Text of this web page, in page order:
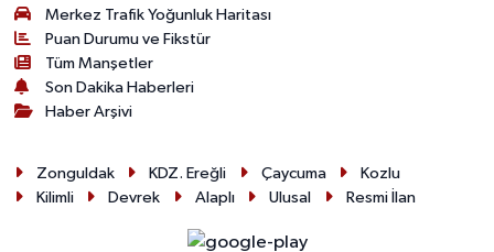
Merkez Trafik Yoğunluk Haritası
Puan Durumu ve Fikstür
Tüm Manşetler
Son Dakika Haberleri
Haber Arşivi
Zonguldak KDZ. Ereğli Çaycuma
Kozlu
Kilimli
Devrek Alaplı Ulusal Resmi İlan